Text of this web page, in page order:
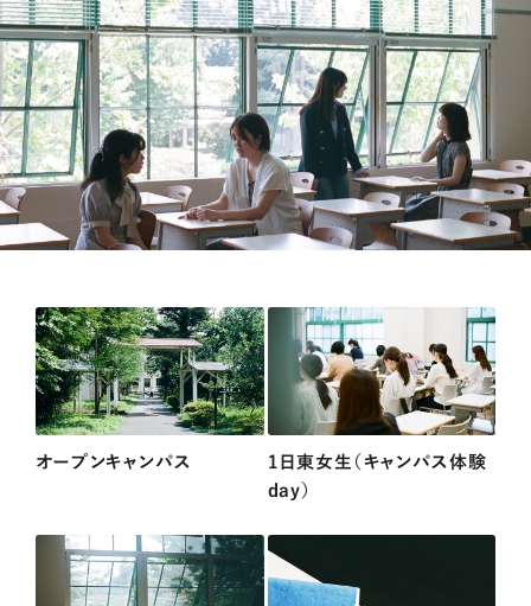
オープンキャンパス
1日東女生（キャンパス体験
day）